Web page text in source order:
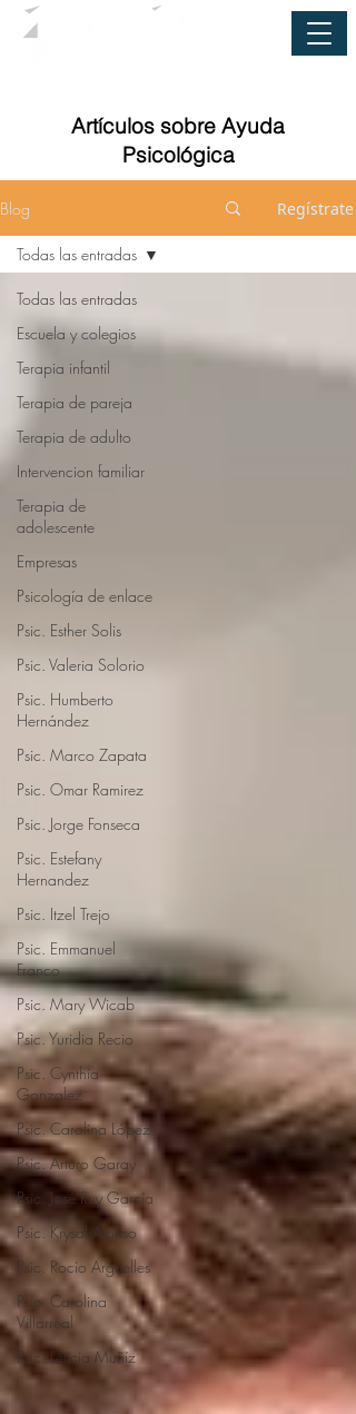
Artículos sobre Ayuda
Psicológica
Blog Regístrate
Todas las entradas
Escuela y colegios
Terapia infantil
Terapia de pareja
Terapia de adulto
Intervencion familiar
Terapia de
adolescente
Empresas
Psicología de enlace
Psic. Esther Solis
Psic. Valeria Solorio
Psic. Humberto
Hernández
Psic. Marco Zapata
Psic. Omar Ramirez
Psic. Jorge Fonseca
Psic. Estefany
Hernandez
Psic. Itzel Trejo
Psic. Emmanuel
Franco
Psic. Mary Wicab
Psic. Yuridia Recio
Psic. Cynthia
Gonzalez
Psic. Carolina López
Psic. Arturo Garay
Psic. José Ruy García
Psic. Krysal Alonso
Psic. Rocío Argüelles
Psic. Carolina
Villarreal
Psic. Leticia Muñíz
Todas las entradas